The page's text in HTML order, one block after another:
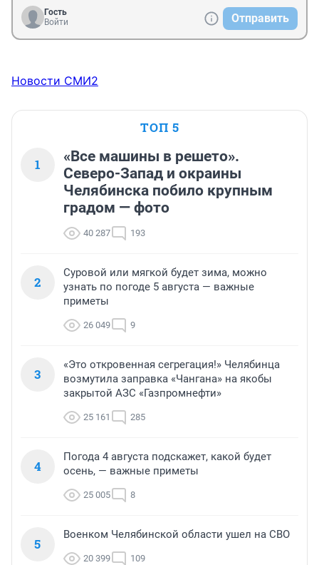
Гость
Войти
Отправить
Новости СМИ2
ТОП 5
1
«Все машины в решето».
Северо-Запад и окраины
Челябинска побило крупным
градом — фото
40 287 193
2
Суровой или мягкой будет зима, можно
узнать по погоде 5 августа — важные
приметы
26 049 9
3
«Это откровенная сегрегация!» Челябинца
возмутила заправка «Чангана» на якобы
закрытой АЗС «Газпромнефти»
25 161 285
4
Погода 4 августа подскажет, какой будет
осень, — важные приметы
25 005 8
5
Военком Челябинской области ушел на СВО
20 399 109